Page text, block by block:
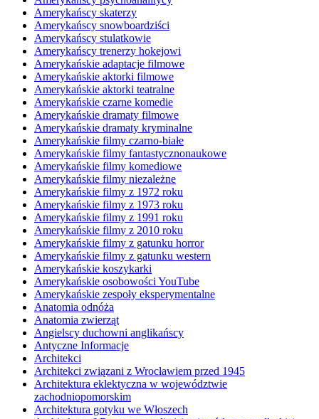
Amerykańscy skaterzy
Amerykańscy snowboardziści
Amerykańscy stulatkowie
Amerykańscy trenerzy hokejowi
Amerykańskie adaptacje filmowe
Amerykańskie aktorki filmowe
Amerykańskie aktorki teatralne
Amerykańskie czarne komedie
Amerykańskie dramaty filmowe
Amerykańskie dramaty kryminalne
Amerykańskie filmy czarno-białe
Amerykańskie filmy fantastycznonaukowe
Amerykańskie filmy komediowe
Amerykańskie filmy niezależne
Amerykańskie filmy z 1972 roku
Amerykańskie filmy z 1973 roku
Amerykańskie filmy z 1991 roku
Amerykańskie filmy z 2010 roku
Amerykańskie filmy z gatunku horror
Amerykańskie filmy z gatunku western
Amerykańskie koszykarki
Amerykańskie osobowości YouTube
Amerykańskie zespoły eksperymentalne
Anatomia odnóża
Anatomia zwierząt
Angielscy duchowni anglikańscy
Antyczne Informacje
Architekci
Architekci związani z Wrocławiem przed 1945
Architektura eklektyczna w województwie
zachodniopomorskim
Architektura gotyku we Włoszech